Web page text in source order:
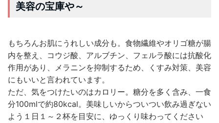
美容の宝庫や～
もちろんお肌にうれしい成分も。食物繊維やオリゴ糖が腸
内を整え、コウジ酸、アルブチン、フェルラ酸には抗酸化
作用があり、メラニンを抑制するため、くすみ対策、美容
にもいいと言われています。
ただ、気をつけたいのはカロリー。糖分を多く含み、一食
分100mlで約80kcal。美味しいからついつい飲み過ぎない
よう１日１～２杯を目安に、ゆっくり味わってください